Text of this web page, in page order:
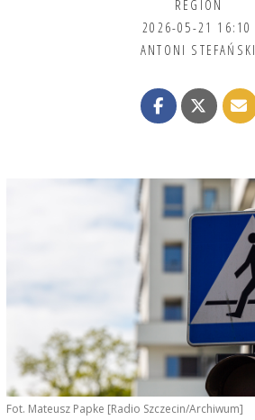
REGION
2026-05-21 16:10
ANTONI STEFAŃSKI
Fot. Mateusz Papke [Radio Szczecin/Archiwum]